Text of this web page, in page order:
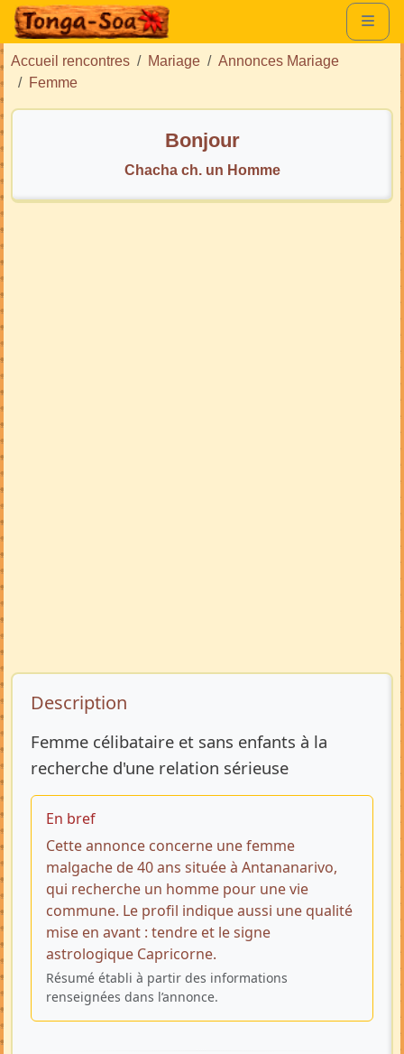
Accueil rencontres Mariage
Annonces Mariage
Femme
Bonjour
Chacha ch. un Homme
Description de l’annonce
Description
Femme célibataire et sans enfants à la
recherche d'une relation sérieuse
En bref
Cette annonce concerne une femme
malgache de 40 ans située à Antananarivo,
qui recherche un homme pour une vie
commune. Le profil indique aussi une qualité
mise en avant : tendre et le signe
astrologique Capricorne.
Résumé établi à partir des informations
renseignées dans l’annonce.